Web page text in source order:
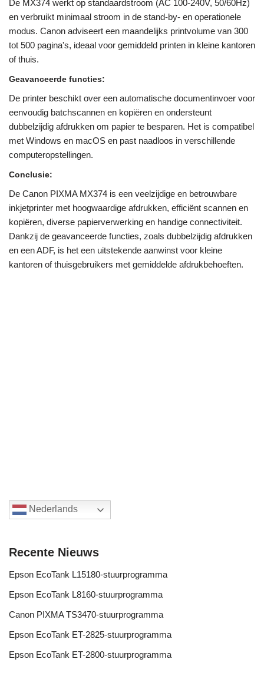
De MX374 werkt op standaardstroom (AC 100-240V, 50/60Hz)
en verbruikt minimaal stroom in de stand-by- en operationele
modus. Canon adviseert een maandelijks printvolume van 300
tot 500 pagina's, ideaal voor gemiddeld printen in kleine kantoren
of thuis.
Geavanceerde functies:
De printer beschikt over een automatische documentinvoer voor
eenvoudig batchscannen en kopiëren en ondersteunt
dubbelzijdig afdrukken om papier te besparen. Het is compatibel
met Windows en macOS en past naadloos in verschillende
computeropstellingen.
Conclusie:
De Canon PIXMA MX374 is een veelzijdige en betrouwbare
inkjetprinter met hoogwaardige afdrukken, efficiënt scannen en
kopiëren, diverse papierverwerking en handige connectiviteit.
Dankzij de geavanceerde functies, zoals dubbelzijdig afdrukken
en een ADF, is het een uitstekende aanwinst voor kleine
kantoren of thuisgebruikers met gemiddelde afdrukbehoeften.
Nederlands
Recente Nieuws
Epson EcoTank L15180-stuurprogramma
Epson EcoTank L8160-stuurprogramma
Canon PIXMA TS3470-stuurprogramma
Epson EcoTank ET-2825-stuurprogramma
Epson EcoTank ET-2800-stuurprogramma